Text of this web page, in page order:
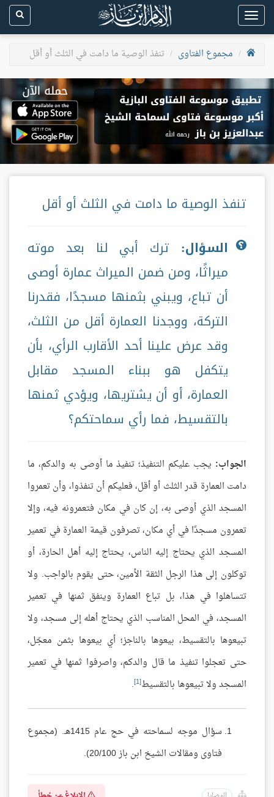
Toggle
navigation
مجموع الفتاوى
تنفذ الوصية ما دامت في الثلث أو أقل
تنفذ الوصية ما دامت في الثلث أو أقل
السؤال: ترك أبي لنا بعد موته
ميراثًا، ومن ضمن الميراث عمارة أوصى
أن تباع، ويبني بثمنها مسجدًا، فقدرنا
التركة، ووجدنا العمارة أقل من الثلث،
وقد عرض علينا أحد الأقارب الرأي، بأن
يتكفل هو ببناء المسجد مقابل
العمارة، أو أن يشتريها، ويؤدي ثمنها
بالتقسيط، فما رأي سماحتكم؟
الجواب: يجب عليكم التنفيذ؛ تنفيذ ما أوصى به والدكم، ما
دامت العمارة قدر الثلث أو أقل، فعليكم أن تنفذوا، وأن تعمروا
المسجد الذي أوصى به، إن كان في مكان فتعمرونه فيه، وإلا
تعمرون مسجدًا في أي مكان، تصرفون قيمة العمارة في تعمير
المسجد الذي يحتاج إليه الناس، يحتاج إليه أهل الحارة، أو
توكلون إلى هذا الرجل الثقة الأمين، حتى يقوم بالواجب. ولا
تتساهلوا في هذا، بل تباع العمارة وينفق ثمنها في تعمير
المسجد، في المحل المناسب الذي يحتاج أهله إلى مسجد، ولا
تبيعوها بالتقسيط، بيعوها بالناجز؛ أي بيعوها بثمن معجّل،
حتى تعجلوا تنفيذ ما قال والدكم، واصرفوا ثمنها في تعمير
المسجد ولا تبيعوها بالتقسيط[1]
.
سؤال موجه لسماحته في حج عام 1415هـ. (مجموع
فتاوى ومقالات الشيخ ابن باز 20/100).